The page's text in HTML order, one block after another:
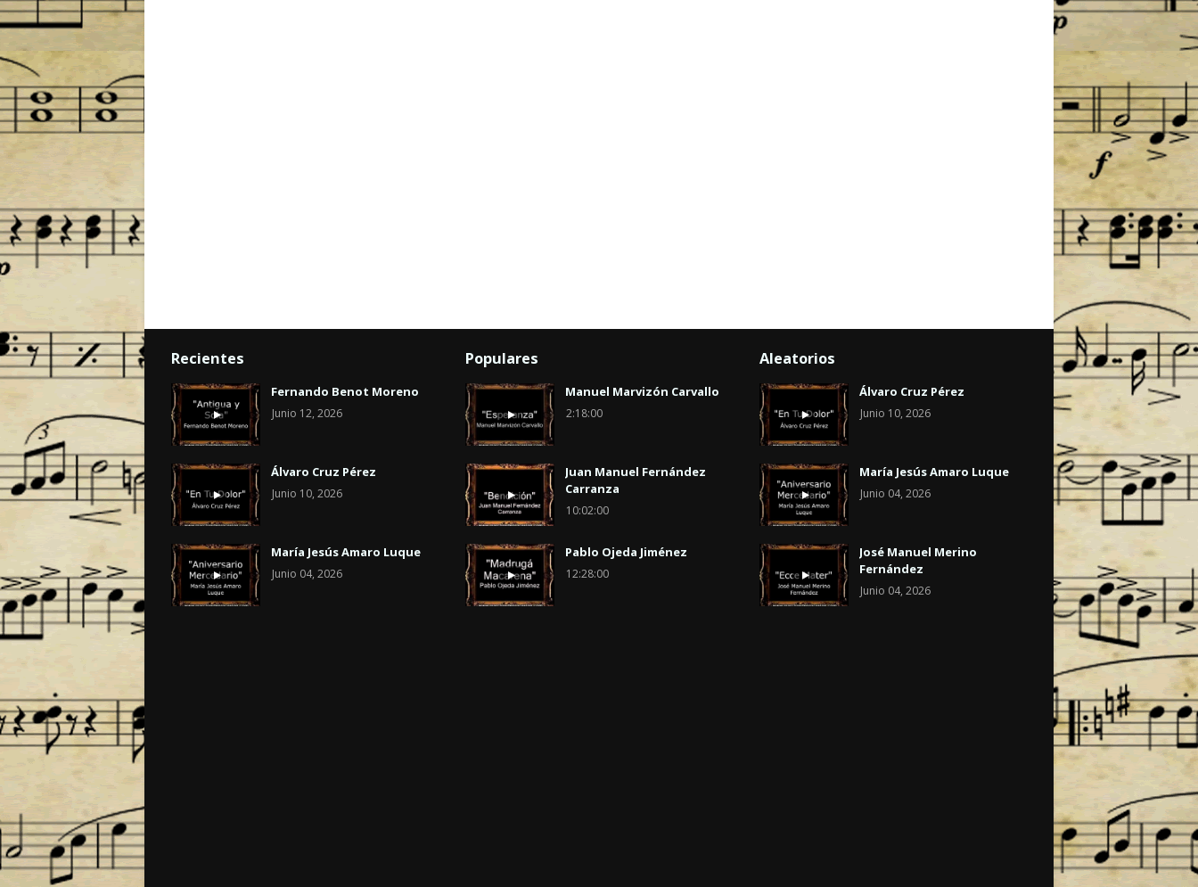
Recientes
Fernando Benot Moreno
Junio 12, 2026
Álvaro Cruz Pérez
Junio 10, 2026
María Jesús Amaro Luque
Junio 04, 2026
Populares
Manuel Marvizón Carvallo
2:18:00
Juan Manuel Fernández
Carranza
10:02:00
Pablo Ojeda Jiménez
12:28:00
Aleatorios
Álvaro Cruz Pérez
Junio 10, 2026
María Jesús Amaro Luque
Junio 04, 2026
José Manuel Merino
Fernández
Junio 04, 2026